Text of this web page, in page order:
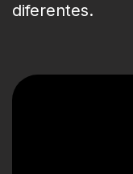
diferentes.